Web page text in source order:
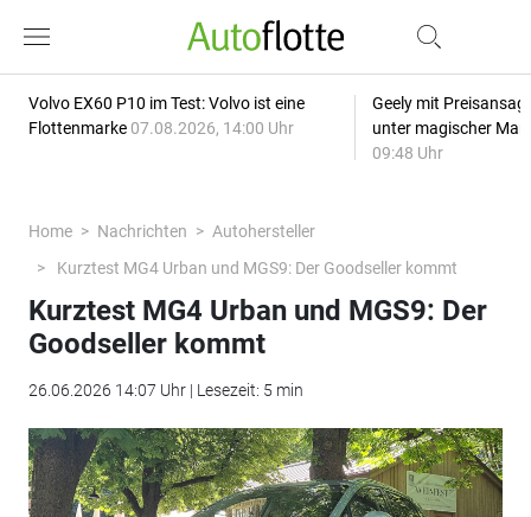
Volvo EX60 P10 im Test: Volvo ist eine
Flottenmarke 07.08.2026, 14:00 Uhr
Geely mit
unter magischer
09:48 Uhr
Home Nachrichten
Autohersteller
Kurztest MG4 Urban und MGS9: Der Goodseller kommt
Kurztest MG4 Urban und MGS9: Der
Goodseller kommt
26.06.2026 14:07 Uhr | Lesezeit: 5 min